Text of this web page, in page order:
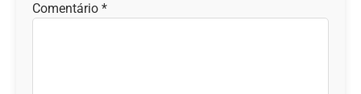
Comentário *